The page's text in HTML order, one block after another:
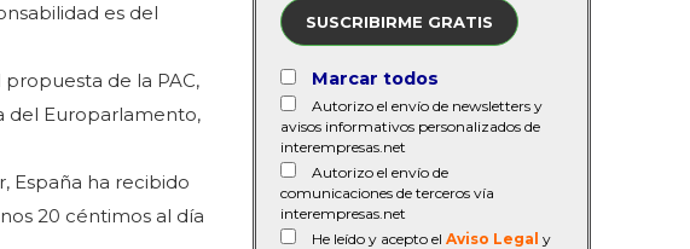
es del
de la PAC,
del Europarlamento,
España ha recibido
20 céntimos al día
SUSCRIBIRME GRATIS
Marcar todos
Autorizo el envío de newsletters y
avisos informativos personalizados de
interempresas.net
Autorizo el envío de
comunicaciones de terceros vía
interempresas.net
He leído y acepto el Aviso Legal y